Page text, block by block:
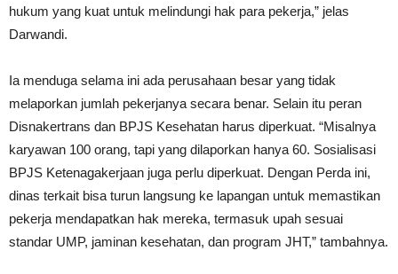
hukum yang kuat untuk melindungi hak para pekerja,” jelas
Darwandi.
Ia menduga selama ini ada perusahaan besar yang tidak
melaporkan jumlah pekerjanya secara benar. Selain itu peran
Disnakertrans dan BPJS Kesehatan harus diperkuat. “Misalnya
karyawan 100 orang, tapi yang dilaporkan hanya 60. Sosialisasi
BPJS Ketenagakerjaan juga perlu diperkuat. Dengan Perda ini,
dinas terkait bisa turun langsung ke lapangan untuk memastikan
pekerja mendapatkan hak mereka, termasuk upah sesuai
standar UMP, jaminan kesehatan, dan program JHT,” tambahnya.